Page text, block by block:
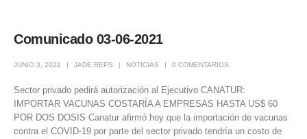
Comunicado 03-06-2021
JUNIO 3, 2021 JADE REPS NOTICIAS 0 COMENTARIOS
Sector privado pedirá autorización al Ejecutivo CANATUR:
IMPORTAR VACUNAS COSTARÍA A EMPRESAS HASTA US$ 60
POR DOS DOSIS Canatur afirmó hoy que la importación de vacunas
contra el COVID-19 por parte del sector privado tendría un costo de